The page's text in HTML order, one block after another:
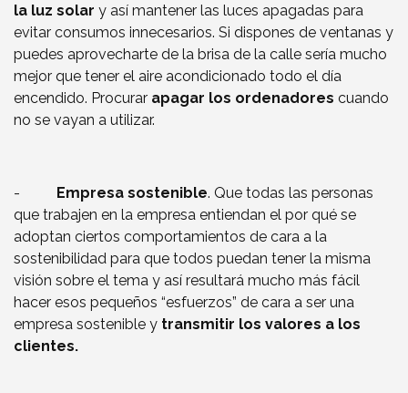
la luz solar y así mantener las luces apagadas para
evitar consumos innecesarios. Si dispones de ventanas y
puedes aprovecharte de la brisa de la calle sería mucho
mejor que tener el aire acondicionado todo el día
encendido. Procurar apagar los ordenadores cuando
no se vayan a utilizar.
- Empresa sostenible. Que todas las personas
que trabajen en la empresa entiendan el por qué se
adoptan ciertos comportamientos de cara a la
sostenibilidad para que todos puedan tener la misma
visión sobre el tema y así resultará mucho más fácil
hacer esos pequeños “esfuerzos” de cara a ser una
empresa sostenible y transmitir los valores a los
clientes.